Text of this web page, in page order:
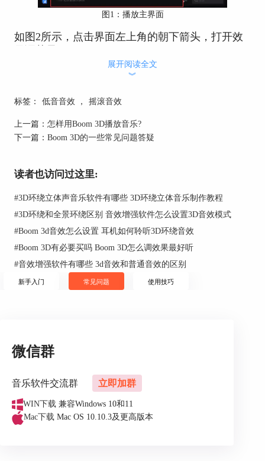
图1：播放主界面
如图2所示，点击界面左上角的朝下箭头，打开效
图2：打开效果调节按钮的位置
如图3所示，首先打开右上角的下拉菜单，可以看
器配置。对于重低音较多的音乐来说，选择“Bass
Boost”较为合适。
展开阅读全文
︾
标签： 低音音效 ， 摇滚音效
上一篇： 怎样用Boom 3D播放音乐?
下一篇： Boom 3D的一些常见问题答疑
读者也访问过这里:
#3D环绕立体声音乐软件有哪些 3D环绕立体音乐制作教程
#3D环绕和全景环绕区别 音效增强软件怎么设置3D音效模式
#Boom 3d音效怎么设置 耳机如何聆听3D环绕音效
#Boom 3D有必要买吗 Boom 3D怎么调效果最好听
#音效增强软件有哪些 3d音效和普通音效的区别
新手入门 常见问题 使用技巧
微信群
音乐软件交流群 立即加群
WIN下载 兼容Windows 10和11
Mac下载 Mac OS 10.10.3及更高版本